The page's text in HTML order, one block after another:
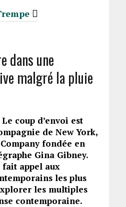
dans une
malgré la pluie
Le coup d’envoi est
de New York,
fondée en
Gina Gibney.
fait appel aux
les plus
les multiples
contemporaine.